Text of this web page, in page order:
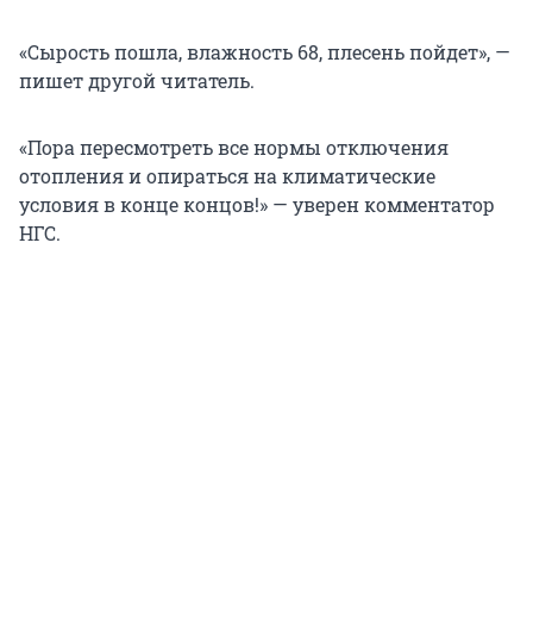
«Сырость пошла, влажность 68, плесень пойдет», —
пишет другой читатель.
«Пора пересмотреть все нормы отключения
отопления и опираться на климатические
условия в конце концов!» — уверен комментатор
НГС.